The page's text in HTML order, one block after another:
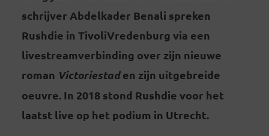
schrijver Abdelkader Benali spreken
Rushdie in TivoliVredenburg via een
livestreamverbinding over zijn nieuwe
roman Victoriestaden zijn uitgebreide
oeuvre. In 2018 stond Rushdie voor het
laatst live op het podium in Utrecht.